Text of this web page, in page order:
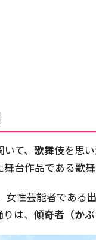
て、 歌舞伎を思
舞台作品である歌
女性芸能者である
は、 傾奇者（かぶ